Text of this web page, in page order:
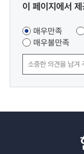
콘텐츠
조사
이 페이지에서
매우만족
매우불만족